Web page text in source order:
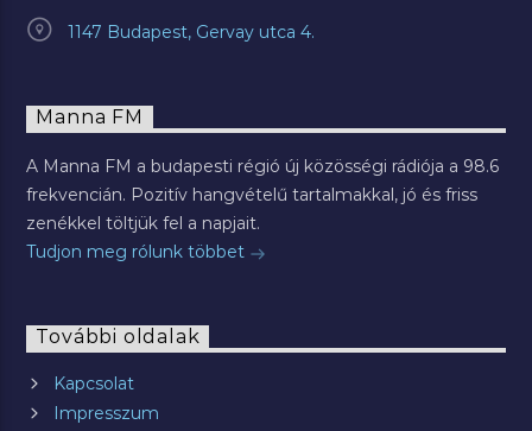
1147 Budapest, Gervay utca 4.
Manna FM
A Manna FM a budapesti régió új közösségi rádiója a 98.6
frekvencián. Pozitív hangvételű tartalmakkal, jó és friss
zenékkel töltjük fel a napjait.
Tudjon meg rólunk többet
További oldalak
Kapcsolat
Impresszum